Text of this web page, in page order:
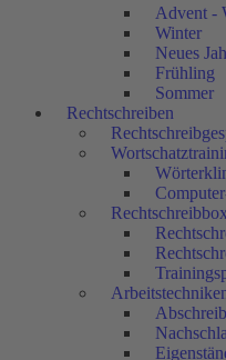
Advent -
Winter
Neues
Frühling
Sommer
Rechtschreiben
Rechtschreibbox